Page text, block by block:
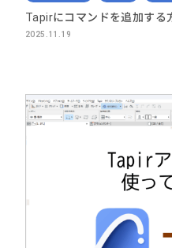
Tapirにコマンドを追加する
2025.11.19